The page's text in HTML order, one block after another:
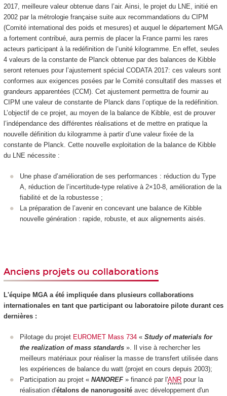
2017, meilleure valeur obtenue dans l’air. Ainsi, le projet du LNE, initié en
2002 par la métrologie française suite aux recommandations du CIPM
(Comité international des poids et mesures) et auquel le département MGA
a fortement contribué, aura permis de placer la France parmi les rares
acteurs participant à la redéfinition de l’unité kilogramme. En effet, seules
4 valeurs de la constante de Planck obtenue par des balances de Kibble
seront retenues pour l’ajustement spécial CODATA 2017: ces valeurs sont
conformes aux exigences posées par le Comité consultatif des masses et
grandeurs apparentées (CCM). Cet ajustement permettra de fournir au
CIPM une valeur de constante de Planck dans l’optique de la redéfinition.
L’objectif de ce projet, au moyen de la balance de Kibble, est de prouver
l’indépendance des différentes réalisations et de mettre en pratique la
nouvelle définition du kilogramme à partir d’une valeur fixée de la
constante de Planck. Cette nouvelle exploitation de la balance de Kibble
du LNE nécessite :
Une phase d’amélioration de ses performances : réduction du Type
A, réduction de l’incertitude-type relative à 2×10-8, amélioration de la
fiabilité et de la robustesse ;
La préparation de l’avenir en concevant une balance de Kibble
nouvelle génération : rapide, robuste, et aux alignements aisés.
Anciens projets ou collaborations
L'équipe MGA a été impliquée dans plusieurs collaborations
internationales en tant que participant ou laboratoire pilote durant ces
dernières :
Pilotage du projet EUROMET Mass 734 « Study of materials for
the realization of mass standards ». Il vise à rechercher les
meilleurs matériaux pour réaliser la masse de transfert utilisée dans
les expériences de balance du watt (projet en cours depuis 2003);
Participation au projet « NANOREF» financé par l'ANR pour la
réalisation d'étalons de nanorugosité avec développement d'un